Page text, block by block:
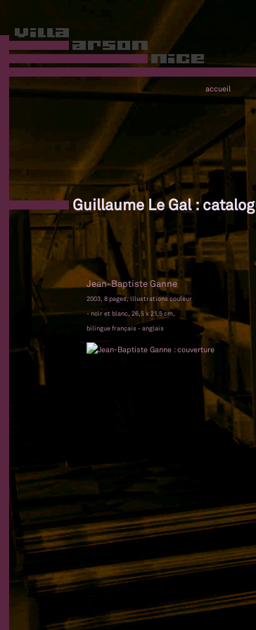
accueil
Guillaume Le Gal :
Jean-Baptiste Ganne
2003, 8 pages, illustrations couleur
- noir et blanc, 26,5 x 21,5 cm,
bilingue français - anglais